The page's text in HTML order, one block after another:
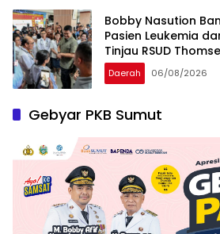
Bobby Nasution
Pasien Leukemia
Tinjau RSUD
Daerah 06/08/2026
Gebyar PKB Sumut